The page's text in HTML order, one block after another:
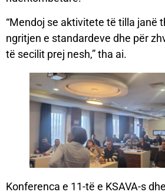
“Mendoj se aktivitete të tilla janë
ngritjen e standardeve dhe për
të secilit prej nesh,” tha ai.
Konferenca e 11-të e KSAVA-s